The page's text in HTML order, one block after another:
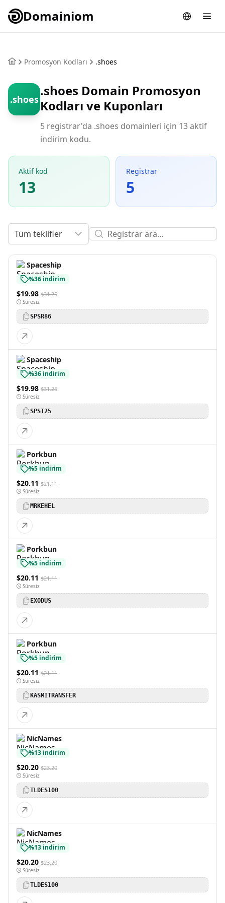
Domainiom
Promosyon Kodları .shoes
.shoes
.shoes Domain Promosyon
Kodları ve Kuponları
5 registrar'da .shoes domainleri için 13 aktif
indirim kodu.
Aktif kod
13
Registrar
5
Tüm teklifler
Spaceship
%36 indirim
$19.98 $31.25
Süresiz
SPSR86
Spaceship
%36 indirim
$19.98 $31.25
Süresiz
SPST25
Porkbun
%5 indirim
$20.11 $21.11
Süresiz
MRKEHEL
Porkbun
%5 indirim
$20.11 $21.11
Süresiz
EXODUS
Porkbun
%5 indirim
$20.11 $21.11
Süresiz
KASMITRANSFER
NicNames
%13 indirim
$20.20 $23.20
Süresiz
TLDES100
NicNames
%13 indirim
$20.20 $23.20
Süresiz
TLDES100